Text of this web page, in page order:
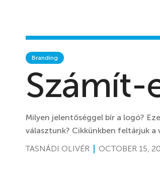
Branding
Számít-
Milyen jelentőséggel bír a logó?
választunk? Cikkünkben feltárjuk a
TASNÁDI OLIVÉR
OCTOBER 15,